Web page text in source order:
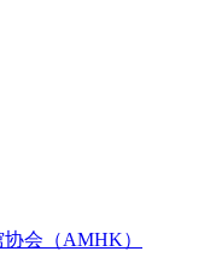
会（AMHK）